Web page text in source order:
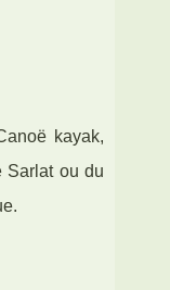
kayak,
Sarlat ou du